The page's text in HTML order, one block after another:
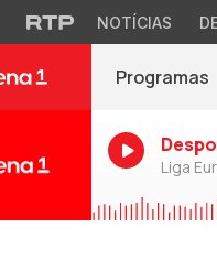
NOTÍCIAS
Programas
Liga